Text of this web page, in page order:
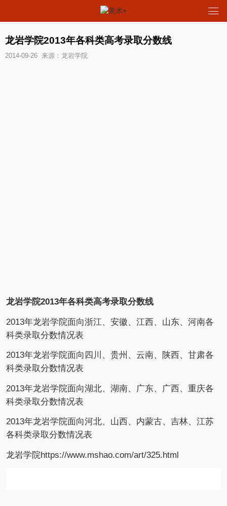
龙岩学院2013年各科类高考录取分数线
2014-09-26 来源：龙岩学院
龙岩学院2013年各科类高考录取分数线
2013年龙岩学院面向浙江、安徽、江西、山东、河南各
科类录取分数情况表
2013年龙岩学院面向四川、贵州、云南、陕西、甘肃各
科类录取分数情况表
2013年龙岩学院面向湖北、湖南、广东、广西、重庆各
科类录取分数情况表
2013年龙岩学院面向河北、山西、内蒙古、吉林、江苏
各科类录取分数情况表
龙岩学院https://www.mshao.com/art/325.html